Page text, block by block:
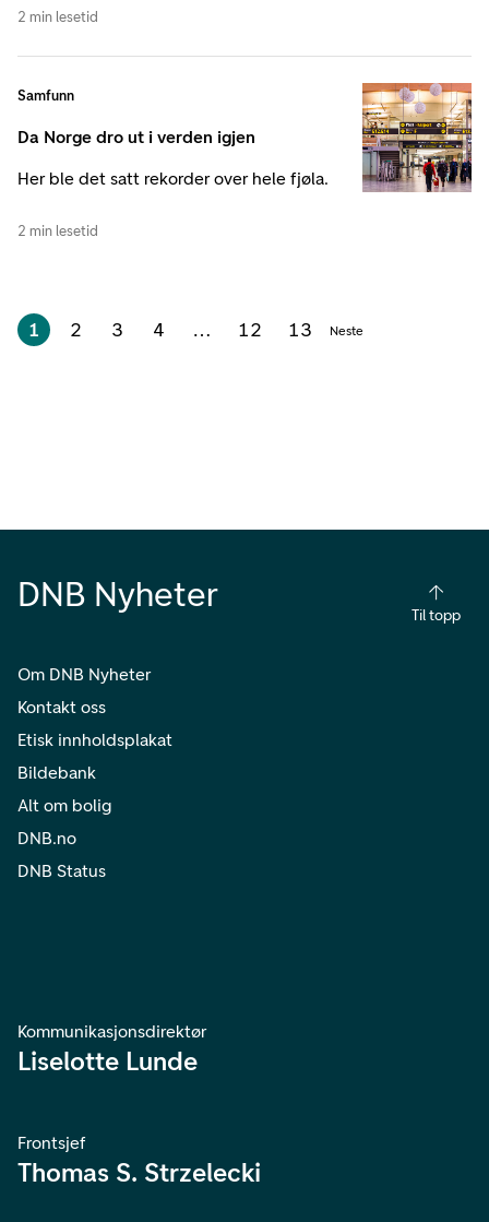
2 min lesetid
Samfunn
Da Norge dro ut i verden igjen
Her ble det satt rekorder over hele fjøla.
2 min lesetid
1 2 3 4 … 12 13 Neste
DNB Nyheter
Til topp
Om DNB Nyheter
Kontakt oss
Etisk innholdsplakat
Bildebank
Alt om bolig
DNB.no
DNB Status
Kommunikasjonsdirektør
Liselotte Lunde
Frontsjef
Thomas S. Strzelecki